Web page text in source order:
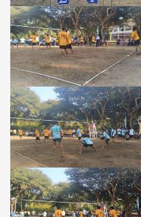
1-
2026)